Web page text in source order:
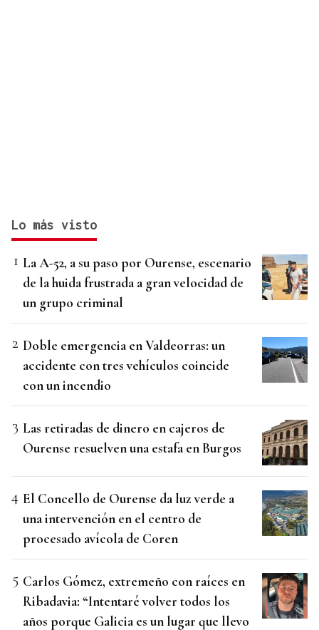
Lo más visto
La A-52, a su paso por Ourense, escenario
de la huida frustrada a gran velocidad de
un grupo criminal
Doble emergencia en Valdeorras: un
accidente con tres vehículos coincide
con un incendio
Las retiradas de dinero en cajeros de
Ourense resuelven una estafa en Burgos
El Concello de Ourense da luz verde a
una intervención en el centro de
procesado avícola de Coren
Carlos Gómez, extremeño con raíces en
Ribadavia: “Intentaré volver todos los
años porque Galicia es un lugar que llevo